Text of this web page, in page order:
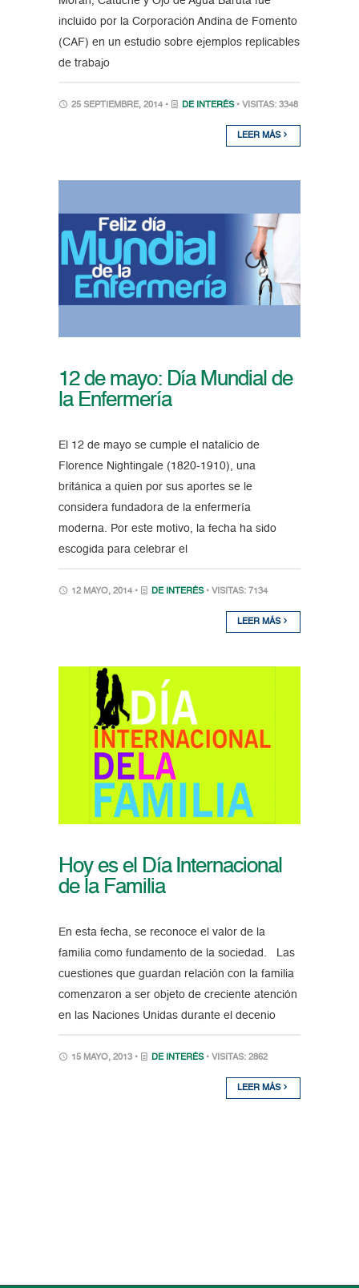
incluido por la Corporación Andina de Fomento
(CAF) en un estudio sobre ejemplos replicables
de trabajo
25 SEPTIEMBRE, 2014 • DE INTERÉS • VISITAS: 3348
LEER MÁS
12 de mayo: Día Mundial de
la Enfermería
El 12 de mayo se cumple el natalicio de
Florence Nightingale (1820-1910), una
británica a quien por sus aportes se le
considera fundadora de la enfermería
moderna. Por este motivo, la fecha ha sido
escogida para celebrar el
12 MAYO, 2014 • DE INTERÉS • VISITAS: 7134
LEER MÁS
Hoy es el Día Internacional
de la Familia
En esta fecha, se reconoce el valor de la
familia como fundamento de la sociedad. Las
cuestiones que guardan relación con la familia
comenzaron a ser objeto de creciente atención
en las Naciones Unidas durante el decenio
15 MAYO, 2013 • DE INTERÉS • VISITAS: 2862
LEER MÁS